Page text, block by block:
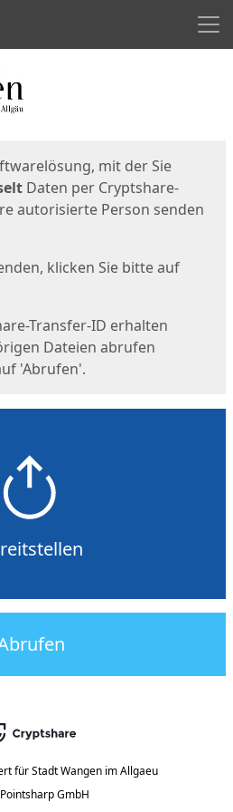
mit der Sie
Daten per Cryptshare-
autorisierte Person senden
klicken Sie bitte auf
Transfer-ID erhalten
Dateien abrufen
'Abrufen'.
für Stadt Wangen im Allgaeu
GmbH